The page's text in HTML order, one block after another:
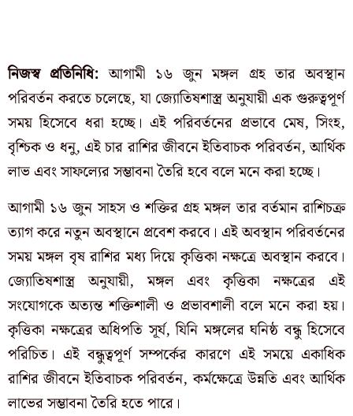
নিজস্ব প্রতিনিধি:আগামী ১৬ জুন মঙ্গল গ্রহ তার অবস্থান
পরিবর্তন করতে চলেছে, যা জ্যোতিষশাস্ত্র অনুযায়ী এক গুরুত্বপূর্ণ
সময় হিসেবে ধরা হচ্ছে। এই পরিবর্তনের প্রভাবে মেষ, সিংহ,
বৃশ্চিক ও ধনু, এই চার রাশির জীবনে ইতিবাচক পরিবর্তন, আর্থিক
লাভ এবং সাফল্যের সম্ভাবনা তৈরি হবে বলে মনে করা হচ্ছে।
আগামী ১৬ জুন সাহস ও শক্তির গ্রহ মঙ্গল তার বর্তমান রাশিচক্র
ত্যাগ করে নতুন অবস্থানে প্রবেশ করবে। এই অবস্থান পরিবর্তনের
সময় মঙ্গল বৃষ রাশির মধ্য দিয়ে কৃত্তিকা নক্ষত্রে অবস্থান করবে।
জ্যোতিষশাস্ত্র অনুযায়ী, মঙ্গল এবং কৃত্তিকা নক্ষত্রের এই
সংযোগকে অত্যন্ত শক্তিশালী ও প্রভাবশালী বলে মনে করা হয়।
কৃত্তিকা নক্ষত্রের অধিপতি সূর্য, যিনি মঙ্গলের ঘনিষ্ঠ বন্ধু হিসেবে
পরিচিত। এই বন্ধুত্বপূর্ণ সম্পর্কের কারণে এই সময়ে একাধিক
রাশির জীবনে ইতিবাচক পরিবর্তন, কর্মক্ষেত্রে উন্নতি এবং আর্থিক
লাভের সম্ভাবনা তৈরি হতে পারে।